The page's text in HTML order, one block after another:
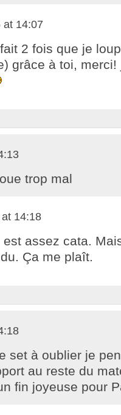
at 14:07
2 fois que je
grâce à toi, merci!
trop mal
14:18
assez cata.
Ça me plaît.
set à oublier je
au reste du
fin joyeuse pour